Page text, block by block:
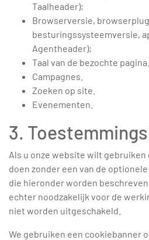
Taalheader);
Browserversie,
besturingssysteemversie,
Agentheader);
Taal van de bezochte pagina.
Campagnes.
Zoeken op site.
Evenementen.
3.
Als u onze website wilt
doen zonder een van de
die hieronder worden
echter noodzakelijk voor de
niet worden uitgeschakeld.
We gebruiken een cookiebanner